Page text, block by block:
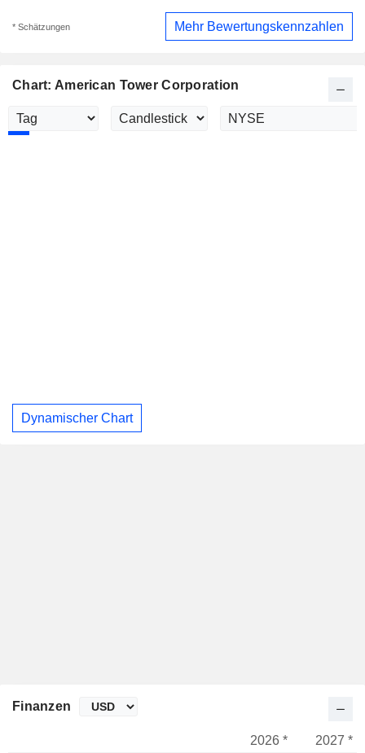
* Schätzungen Mehr Bewertungskennzahlen
Chart: American Tower Corporation
Dynamischer Chart
Finanzen
2026 *
2027 *